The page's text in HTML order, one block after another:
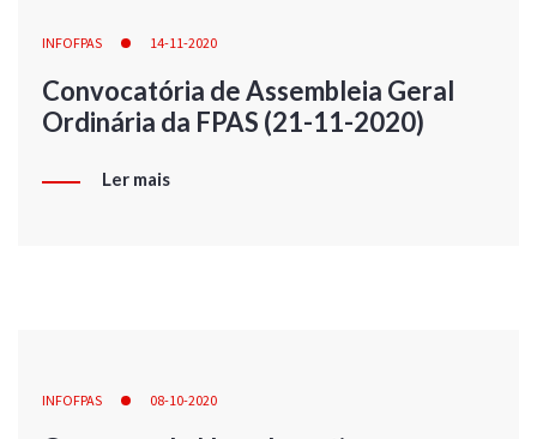
INFOFPAS 14-11-2020
Convocatória de Assembleia Geral
Ordinária da FPAS (21-11-2020)
Ler mais
INFOFPAS 08-10-2020